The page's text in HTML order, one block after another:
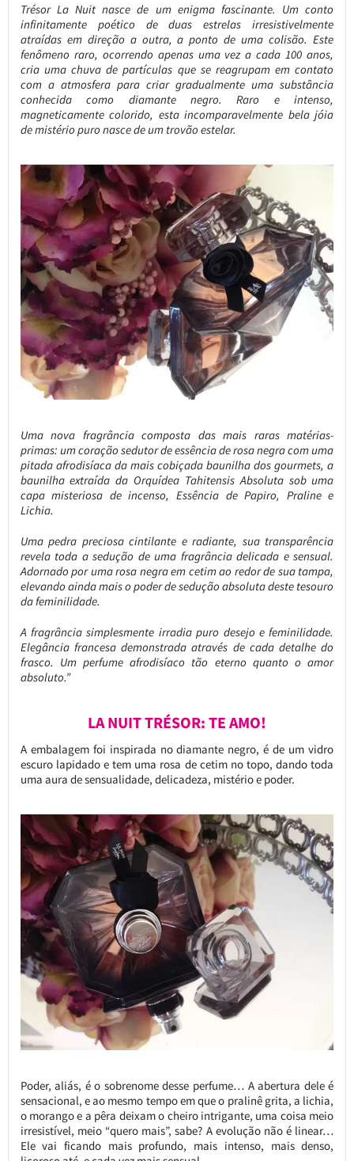
Trésor La Nuit nasce de um enigma fascinante. Um conto
infinitamente poético de duas estrelas irresistivelmente
atraídas em direção a outra, a ponto de uma colisão. Este
fenômeno raro, ocorrendo apenas uma vez a cada 100 anos,
cria uma chuva de partículas que se reagrupam em contato
com a atmosfera para criar gradualmente uma substância
conhecida como diamante negro. Raro e intenso,
magneticamente colorido, esta incomparavelmente bela jóia
de mistério puro nasce de um trovão estelar.
Uma nova fragrância composta das mais raras matérias-
primas: um coração sedutor de essência de rosa negra com uma
pitada afrodisíaca da mais cobiçada baunilha dos gourmets, a
baunilha extraída da Orquídea Tahitensis Absoluta sob uma
capa misteriosa de incenso, Essência de Papiro, Praline e
Lichia.
Uma pedra preciosa cintilante e radiante, sua transparência
revela toda a sedução de uma fragrância delicada e sensual.
Adornado por uma rosa negra em cetim ao redor de sua tampa,
elevando ainda mais o poder de sedução absoluta deste tesouro
da feminilidade.
A fragrância simplesmente irradia puro desejo e feminilidade.
Elegância francesa demonstrada através de cada detalhe do
frasco. Um perfume afrodisíaco tão eterno quanto o amor
absoluto.”
LA NUIT TRÉSOR: TE AMO!
A embalagem foi inspirada no diamante negro, é de um vidro
escuro lapidado e tem uma rosa de cetim no topo, dando toda
uma aura de sensualidade, delicadeza, mistério e poder.
Poder, aliás, é o sobrenome desse perfume… A abertura dele é
sensacional, e ao mesmo tempo em que o pralinê grita, a lichia,
o morango e a pêra deixam o cheiro intrigante, uma coisa meio
irresistível, meio “quero mais”, sabe? A evolução não é linear…
Ele vai ficando mais profundo, mais intenso, mais denso,